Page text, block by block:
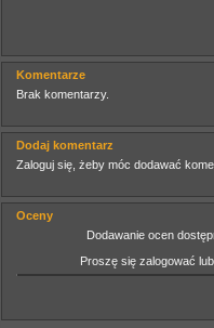
Komentarze
Brak komentarzy.
Dodaj komentarz
Zaloguj się, żeby móc dodawać
Oceny
Dodawanie ocen
Proszę się zalogować